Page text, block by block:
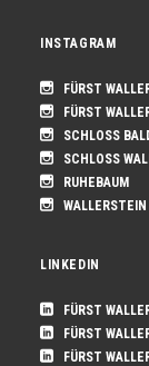
INSTAGRAM
FÜRST
FÜRST
SCHLOSS
SCHLOSS
RUHEBAUM
WALLERSTEIN
LINKEDIN
FÜRST
FÜRST
FÜRST